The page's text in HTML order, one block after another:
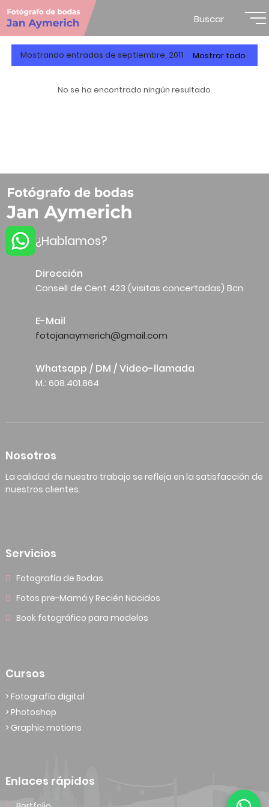
Buscar
Mostrando entradas de septiembre, 2011 Mostrar todo
No se ha encontrado ningún resultado
¿Hablamos?
Dirección
Consell de Cent 423 (visitas concertadas) Bcn
E-Mail
fotojanaymerich@gmail.com
Whatsapp / DM / Video-llamada
M.: 608.401.864
Nosotros
La calidad de nuestro trabajo se refleja en la satisfacción de
nuestros clientes.
Servicios
Fotografía de Bodas
Fotos pre-Mamá y Recién Nacidos
Book fotográfico para modelos
Cursos
> Fotografía digital
> Photoshop
> Graphic motions
Enlaces rápidos